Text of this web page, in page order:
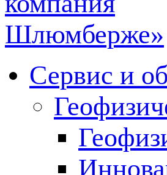
Сервис и